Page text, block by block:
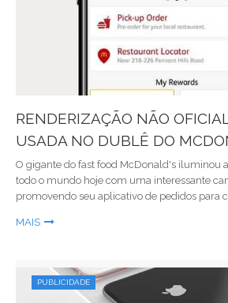
RENDERIZAÇÃO NÃO
USADA NO DUBLÊ DO
O gigante do fast food McDonald's iluminou
todo o mundo hoje com uma interessante
promovendo seu aplicativo de pedidos para
MAIS
PUBLICIDADE